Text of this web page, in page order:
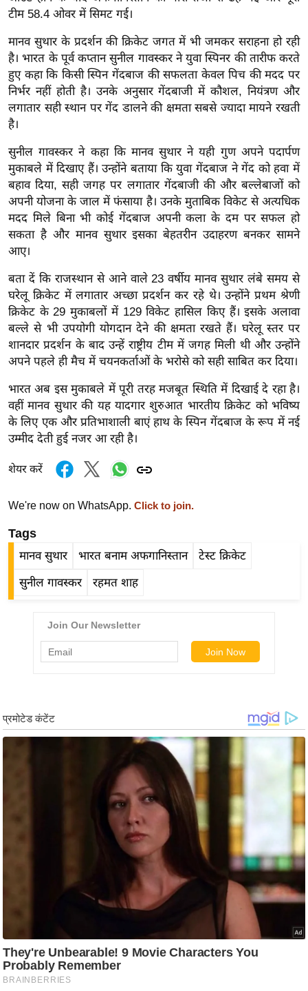
ऑ
टो
व
र्ल्ड
न्यू
ज
फ
म
नो
रं
ज
न
ग
त
बॉ
ली
वु
हॉ
ली
वु
फि
स
क्षा
B
e
फ
स्टा
क्नॉ
लॉ
जी
ब्यू
टी
टीम 58.4 ओवर में सिमट गई।
मानव सुथार के प्रदर्शन की क्रिकेट जगत में भी जमकर सराहना हो रही
है। भारत के पूर्व कप्तान सुनील गावस्कर ने युवा स्पिनर की तारीफ करते
हुए कहा कि किसी स्पिन गेंदबाज की सफलता केवल पिच की मदद पर
निर्भर नहीं होती है। उनके अनुसार गेंदबाजी में कौशल, नियंत्रण और
लगातार सही स्थान पर गेंद डालने की क्षमता सबसे ज्यादा मायने रखती
है।
सुनील गावस्कर ने कहा कि मानव सुथार ने यही गुण अपने पदार्पण
मुकाबले में दिखाए हैं। उन्होंने बताया कि युवा गेंदबाज ने गेंद को हवा में
बहाव दिया, सही जगह पर लगातार गेंदबाजी की और बल्लेबाजों को
अपनी योजना के जाल में फंसाया है। उनके मुताबिक विकेट से अत्यधिक
मदद मिले बिना भी कोई गेंदबाज अपनी कला के दम पर सफल हो
सकता है और मानव सुथार इसका बेहतरीन उदाहरण बनकर सामने
आए।
बता दें कि राजस्थान से आने वाले 23 वर्षीय मानव सुथार लंबे समय से
घरेलू क्रिकेट में लगातार अच्छा प्रदर्शन कर रहे थे। उन्होंने प्रथम श्रेणी
क्रिकेट के 29 मुकाबलों में 129 विकेट हासिल किए हैं। इसके अलावा
बल्ले से भी उपयोगी योगदान देने की क्षमता रखते हैं। घरेलू स्तर पर
शानदार प्रदर्शन के बाद उन्हें राष्ट्रीय टीम में जगह मिली थी और उन्होंने
अपने पहले ही मैच में चयनकर्ताओं के भरोसे को सही साबित कर दिया।
भारत अब इस मुकाबले में पूरी तरह मजबूत स्थिति में दिखाई दे रहा है।
वहीं मानव सुथार की यह यादगार शुरुआत भारतीय क्रिकेट को भविष्य
के लिए एक और प्रतिभाशाली बाएं हाथ के स्पिन गेंदबाज के रूप में नई
उम्मीद देती हुई नजर आ रही है।
शेयर करें
We're now on WhatsApp. Click to join.
Tags
मानव सुथार भारत बनाम अफगानिस्तान टेस्ट क्रिकेट
सुनील गावस्कर रहमत शाह